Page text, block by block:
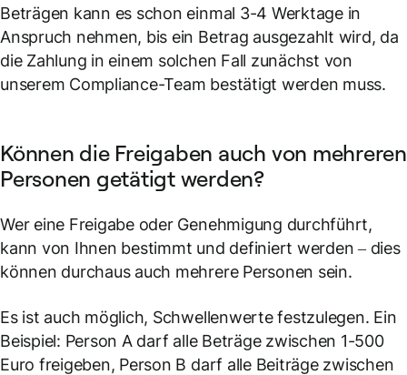
Beträgen kann es schon einmal 3-4 Werktage in
Anspruch nehmen, bis ein Betrag ausgezahlt wird, da
die Zahlung in einem solchen Fall zunächst von
unserem Compliance-Team bestätigt werden muss.
Können die Freigaben auch von mehreren
Personen getätigt werden?
Wer eine Freigabe oder Genehmigung durchführt,
kann von Ihnen bestimmt und definiert werden – dies
können durchaus auch mehrere Personen sein.
Es ist auch möglich, Schwellenwerte festzulegen. Ein
Beispiel: Person A darf alle Beträge zwischen 1-500
Euro freigeben, Person B darf alle Beiträge zwischen